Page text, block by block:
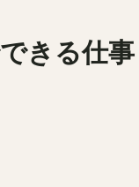
きる仕事